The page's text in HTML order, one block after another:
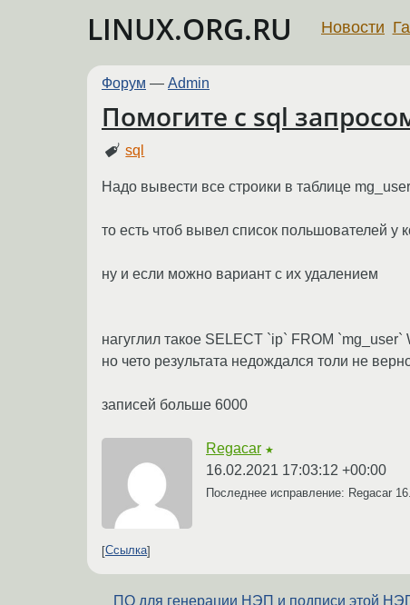
LINUX.ORG.RU Новости
Форум — Admin
Помогите с sql
sql
Надо вывести все строики в таблице
то есть чтоб вывел список польшователей
ну и если можно вариант с их удалением
нагуглил такое SELECT `ip` FROM
но чето результата недождался толи не
записей больше 6000
Regacar ★
16.02.2021 17:03:12 +00:00
Последнее исправление: Regacar
Ссылка
ПО для генерации НЭП и подписи этой